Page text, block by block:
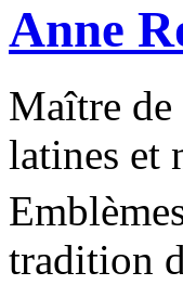
Anne
Maître de
latines et
tradition